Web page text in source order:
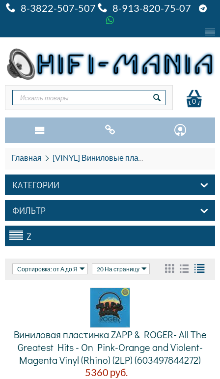
8-3822-507-507 8-913-820-75-07
0
Главная [VINYL] Виниловые пластинки
КАТЕГОРИИ
ФИЛЬТР
Z
Сортировка: от А до Я 20 На страницу
Виниловая пластинка ZAPP & ROGER- All The
Greatest Hits - On Pink-Orange and Violent-
Magenta Vinyl (Rhino) (2LP) (603497844272)
5360 руб.